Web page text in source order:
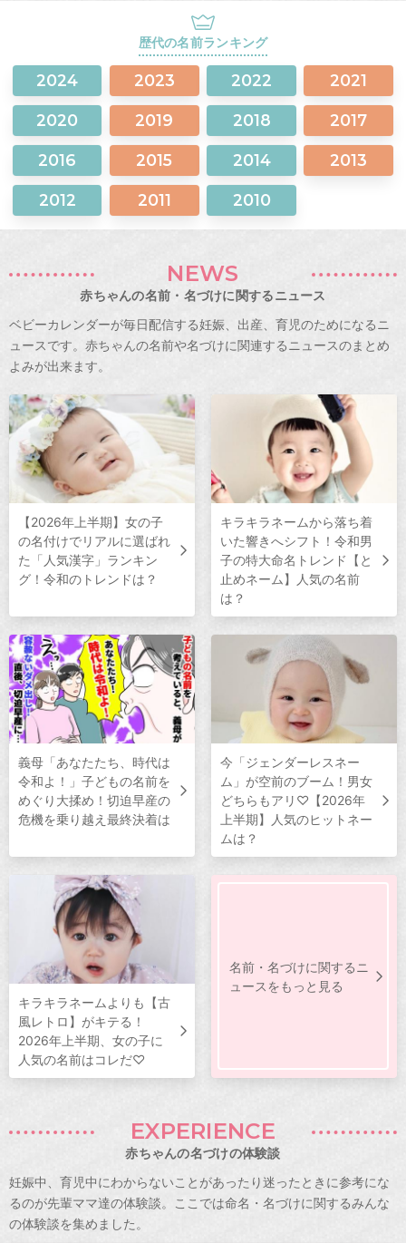
歴代の名前ランキング
2024 2023 2022 2021
2020 2019 2018 2017
2016 2015 2014 2013
2012 2011 2010
NEWS
赤ちゃんの名前・名づけに関するニュース
ベビーカレンダーが毎日配信する妊娠、出産、育児のためになるニ
ュースです。赤ちゃんの名前や名づけに関連するニュースのまとめ
よみが出来ます。
【2026年上半期】女の子
の名付けでリアルに選ばれ
た「人気漢字」ランキン
グ！令和のトレンドは？
キラキラネームから落ち着
いた響きへシフト！令和男
子の特大命名トレンド【と
止めネーム】人気の名前
は？
義母「あなたたち、時代は
令和よ！」子どもの名前を
めぐり大揉め！切迫早産の
危機を乗り越え最終決着は
今「ジェンダーレスネー
ム」が空前のブーム！男女
どちらもアリ♡【2026年
上半期】人気のヒットネー
ムは？
キラキラネームよりも【古
風レトロ】がキテる！
2026年上半期、女の子に
人気の名前はコレだ♡
名前・名づけに関するニ
ュースをもっと見る
EXPERIENCE
赤ちゃんの名づけの体験談
妊娠中、育児中にわからないことがあったり迷ったときに参考にな
るのが先輩ママ達の体験談。ここでは命名・名づけに関するみんな
の体験談を集めました。